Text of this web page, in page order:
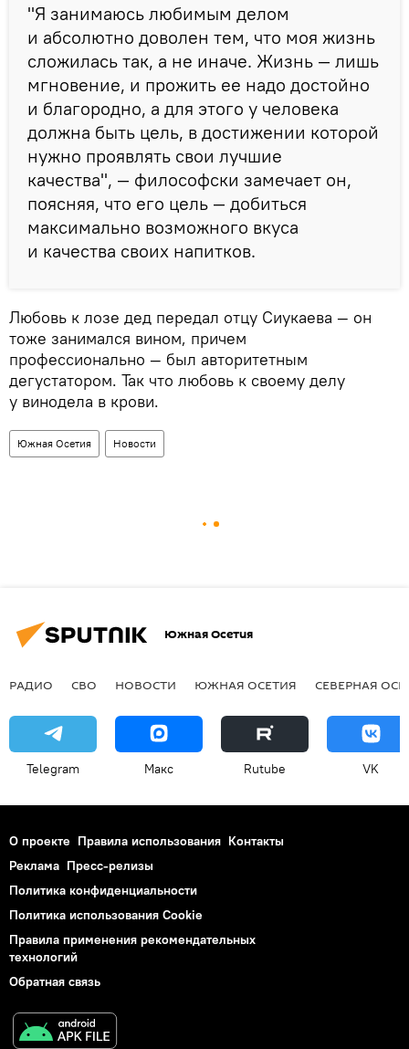
"Я занимаюсь любимым делом
и абсолютно доволен тем, что моя жизнь
сложилась так, а не иначе. Жизнь — лишь
мгновение, и прожить ее надо достойно
и благородно, а для этого у человека
должна быть цель, в достижении которой
нужно проявлять свои лучшие
качества", — философски замечает он,
поясняя, что его цель — добиться
максимально возможного вкуса
и качества своих напитков.
Любовь к лозе дед передал отцу Сиукаева — он
тоже занимался вином, причем
профессионально — был авторитетным
дегустатором. Так что любовь к своему делу
у винодела в крови.
Южная Осетия Новости
Южная Осетия
РАДИО СВО НОВОСТИ ЮЖНАЯ ОСЕТИЯ СЕВЕРНАЯ
Telegram Макс Rutube VK
О проекте Правила использования Контакты
Реклама Пресс-релизы
Политика конфиденциальности
Политика использования Cookie
Правила применения рекомендательных
технологий
Обратная связь